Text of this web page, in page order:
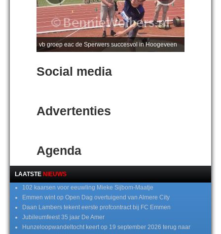
vb groep eac de Sperwers succesvol in Hoogeveen
Social media
Advertenties
Agenda
LAATSTE NIEUWS
102 kaarsen voor eeuwling Mieke Sijbom-Maatje
Emmen wint op Open Dag overtuigend van Almere City
Daan Lambers tekent eerste profcontract bij FC Emmen
Jubileumfeest 35 jaar De Amer
Hunzeloopwandeltocht keert op 19 september 2026 terug naar